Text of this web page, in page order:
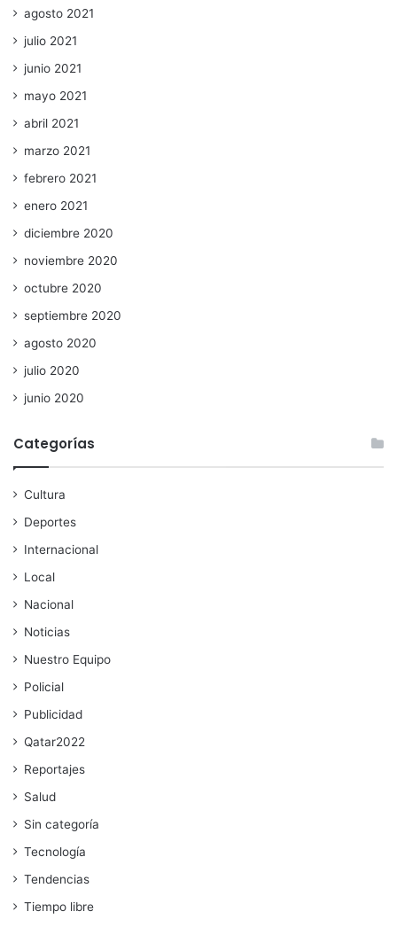
agosto 2021
julio 2021
junio 2021
mayo 2021
abril 2021
marzo 2021
febrero 2021
enero 2021
diciembre 2020
noviembre 2020
octubre 2020
septiembre 2020
agosto 2020
julio 2020
junio 2020
Categorías
Cultura
Deportes
Internacional
Local
Nacional
Noticias
Nuestro Equipo
Policial
Publicidad
Qatar2022
Reportajes
Salud
Sin categoría
Tecnología
Tendencias
Tiempo libre